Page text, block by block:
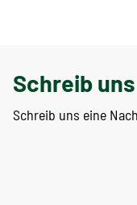
Schreib uns
Schreib uns eine